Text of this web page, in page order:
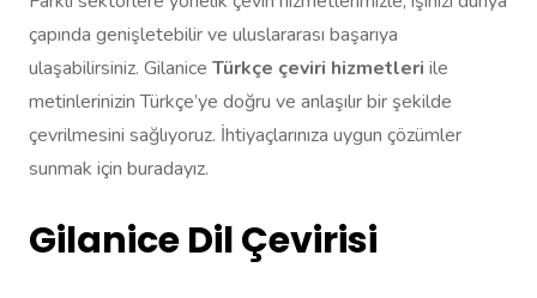
çapında genişletebilir ve uluslararası başarıya
ulaşabilirsiniz. Gilanice Türkçe çeviri hizmetleri ile
metinlerinizin Türkçe’ye doğru ve anlaşılır bir şekilde
çevrilmesini sağlıyoruz. İhtiyaçlarınıza uygun çözümler
sunmak için buradayız.
Gilanice Dil Çevirisi